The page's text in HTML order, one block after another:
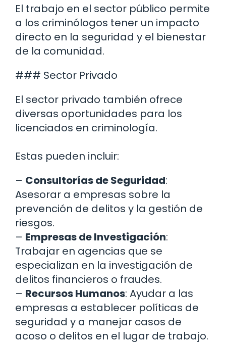
El trabajo en el sector público permite
a los criminólogos tener un impacto
directo en la seguridad y el bienestar
de la comunidad.
### Sector Privado
El sector privado también ofrece
diversas oportunidades para los
licenciados en criminología.
Estas pueden incluir:
– Consultorías de Seguridad:
Asesorar a empresas sobre la
prevención de delitos y la gestión de
riesgos.
– Empresas de Investigación:
Trabajar en agencias que se
especializan en la investigación de
delitos financieros o fraudes.
– Recursos Humanos: Ayudar a las
empresas a establecer políticas de
seguridad y a manejar casos de
acoso o delitos en el lugar de trabajo.